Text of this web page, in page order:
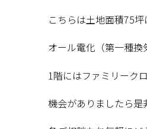
こちらは土地面積75
オール電化（第一種換
1階にはファミリーク
機会がありましたら是